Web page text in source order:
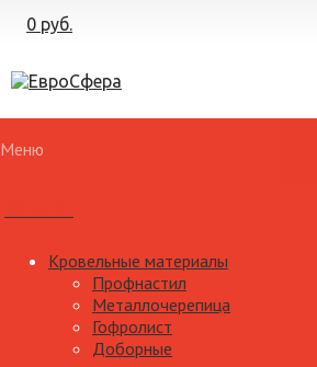
0 руб.
Меню
Кровельные материалы
Профнастил
Металлочерепица
Гофролист
Доборные